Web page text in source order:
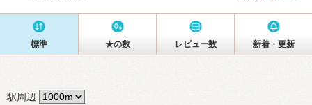
標準 ★の数 レビュー数 新着・更新
駅周辺